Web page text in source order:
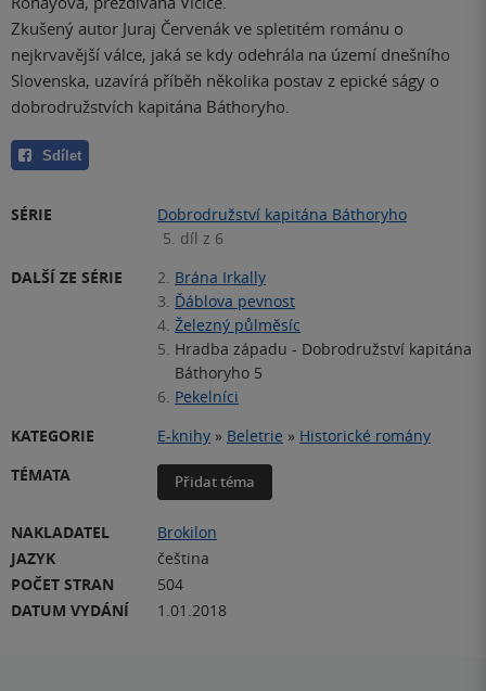
Zkušený autor Juraj Červenák ve spletitém románu o
nejkrvavější válce, jaká se kdy odehrála na území dnešního
Slovenska, uzavírá příběh několika postav z epické ságy o
dobrodružstvích kapitána Báthoryho.
Sdílet
SÉRIE
Dobrodružství kapitána Báthoryho
5. díl z 6
DALŠÍ ZE SÉRIE
2. Brána Irkally
3. Ďáblova pevnost
4. Železný půlměsíc
5. Hradba západu - Dobrodružství kapitána
Báthoryho 5
6. Pekelníci
KATEGORIE
E-knihy » Beletrie » Historické romány
TÉMATA
Přidat téma
NAKLADATEL
Brokilon
JAZYK
čeština
POČET STRAN
504
DATUM VYDÁNÍ
1.01.2018